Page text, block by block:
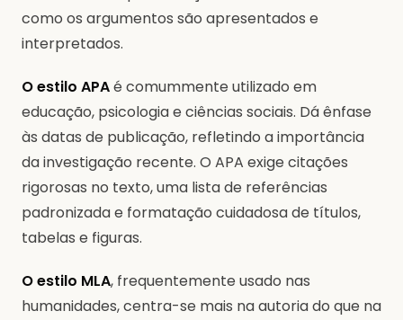
como os argumentos são apresentados e
interpretados.
O estilo APAé comummente utilizado em
educação, psicologia e ciências sociais. Dá ênfase
às datas de publicação, refletindo a importância
da investigação recente. O APA exige citações
rigorosas no texto, uma lista de referências
padronizada e formatação cuidadosa de títulos,
tabelas e figuras.
O estilo MLA, frequentemente usado nas
humanidades, centra-se mais na autoria do que na